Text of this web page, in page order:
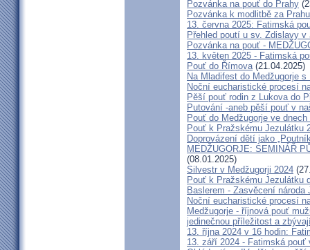
Pozvánka na pouť do Prahy
Pozvánka k modlitbě za
13. června 2025: Fatimská
Přehled poutí u sv. Zdislavy
Pozvánka na pouť -
13. květen 2025 - Fatimská
Pouť do Římova(21.04.2025)
Na Mladifest do Medžugorje s
Noční eucharistické procesí
Pěší pouť rodin z Lukova do
Putování -aneb pěší pouť v
Pouť do Medžugorje ve
Pouť k Pražskému Jezulátku
Doprovázení dětí jako
MEDŽUGORJE: SEMINÁŘ
(08.01.2025)
Silvestr v Medžugorji 2024
Pouť k Pražskému Jezulátku
Baslerem - Zasvěcení národa
Noční eucharistické procesí
Medžugorje - říjnová pouť
jedinečnou příležitost a
13. října 2024 v 16 hodin:
13. září 2024 - Fatimská pouť